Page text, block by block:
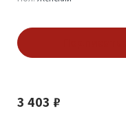
3 403 ₽